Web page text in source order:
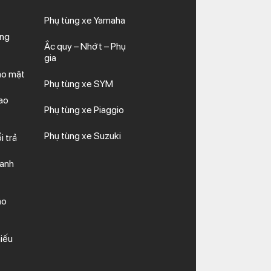
giác lái của người sử dụng.
khung xe khỏi va đập.
do mòn hay ăn mòn.
phí thay thế khi bị hỏng cũng cao
thời gian sử dụng nhất định, tùy
mật
trả
Phụ tùng xe Yamaha
Ắc quy – Nhớt – Phụ
gia
Phụ tùng xe SYM
Phụ tùng xe Piaggio
Phụ tùng xe Suzuki